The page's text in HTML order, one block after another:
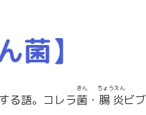
菌】
る語。コレラ菌
きん
・ 腸炎
ちょうえん
ビ